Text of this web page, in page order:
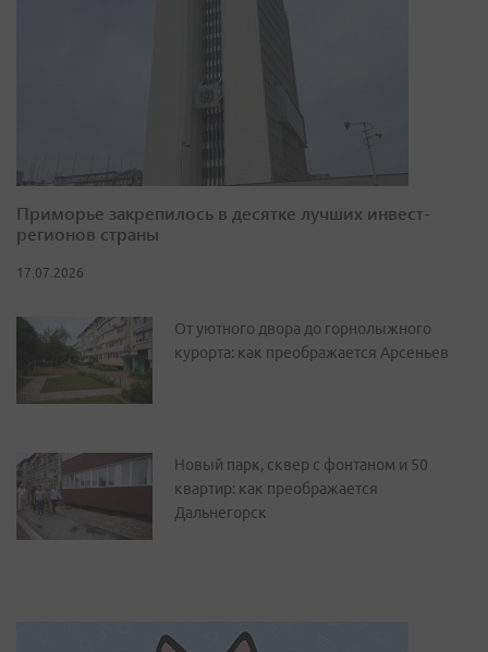
Приморье закрепилось в десятке лучших инвест-
регионов страны
17.07.2026
От уютного двора до горнолыжного
курорта: как преображается Арсеньев
Новый парк, сквер с фонтаном и 50
квартир: как преображается
Дальнегорск